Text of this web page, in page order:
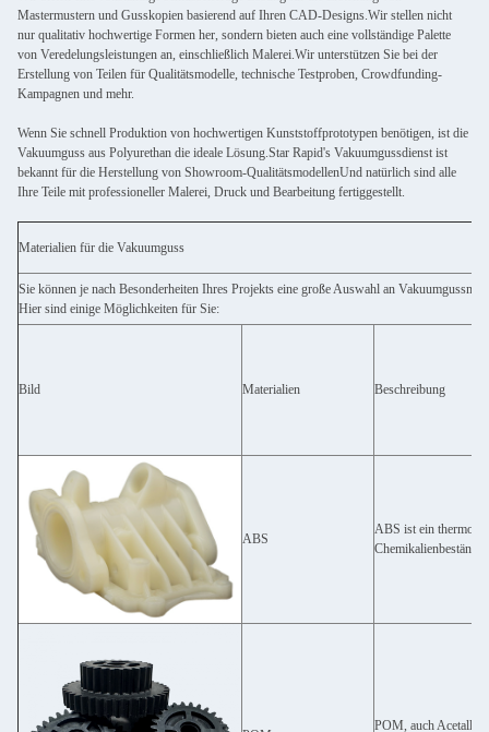
Mastermustern und Gusskopien basierend auf Ihren CAD-Designs.Wir stellen nicht
nur qualitativ hochwertige Formen her, sondern bieten auch eine vollständige Palette
von Veredelungsleistungen an, einschließlich Malerei.Wir unterstützen Sie bei der
Erstellung von Teilen für Qualitätsmodelle, technische Testproben, Crowdfunding-
Kampagnen und mehr.
Wenn Sie schnell Produktion von hochwertigen Kunststoffprototypen benötigen, ist die
Vakuumguss aus Polyurethan die ideale Lösung.Star Rapid's Vakuumgussdienst ist
bekannt für die Herstellung von Showroom-QualitätsmodellenUnd natürlich sind alle
Ihre Teile mit professioneller Malerei, Druck und Bearbeitung fertiggestellt.
Materialien für die Vakuumguss
Sie können je nach Besonderheiten Ihres Projekts eine große Auswahl an
Hier sind einige Möglichkeiten für Sie:
Bild Materialien Beschreibung
ABS
ABS ist ein
POM, auch Acetall